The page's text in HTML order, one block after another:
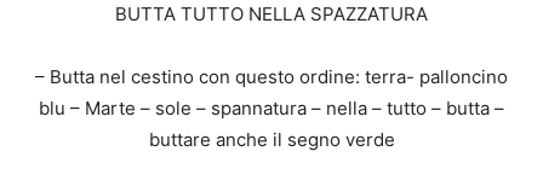
BUTTA TUTTO NELLA SPAZZATURA
– Butta nel cestino con questo ordine: terra- palloncino
blu – Marte – sole – spannatura – nella – tutto – butta –
buttare anche il segno verde